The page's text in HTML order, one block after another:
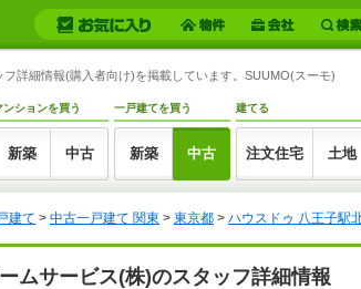
詳細情報(購入者向け)を掲載しています。SUUMO(スーモ)
ンションを買う
新築 中古
一戸建てを買う
新築 中古
建てる
注文住宅 土地
建て > 中古一戸建て 関東 > 東京都 > ハウスドゥ 八王子駅
ムサービス(株)のスタッフ詳細情報